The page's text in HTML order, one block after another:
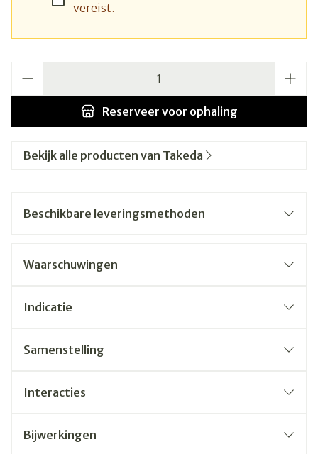
vereist.
Reserveer voor ophaling
Bekijk alle producten van Takeda
Beschikbare leveringsmethoden
Waarschuwingen
Indicatie
Samenstelling
Interacties
Bijwerkingen